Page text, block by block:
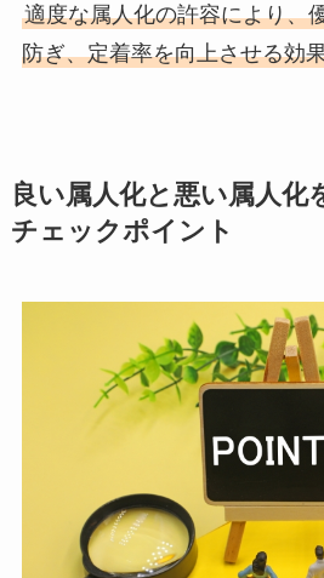
適度な属人化の許容により、
防ぎ、定着率を向上させる効
良い属人化と悪い属人化
チェックポイント